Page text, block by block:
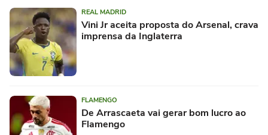
REAL MADRID
Vini Jr aceita proposta do Arsenal, crava
imprensa da Inglaterra
FLAMENGO
De Arrascaeta vai gerar bom lucro ao
Flamengo